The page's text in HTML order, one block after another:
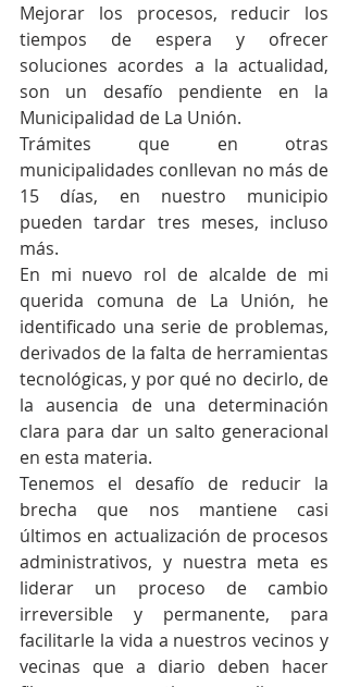
Mejorar los procesos, reducir los
tiempos de espera y ofrecer
soluciones acordes a la actualidad,
son un desafío pendiente en la
Municipalidad de La Unión.
Trámites que en otras
municipalidades conllevan no más de
15 días, en nuestro municipio
pueden tardar tres meses, incluso
más.
En mi nuevo rol de alcalde de mi
querida comuna de La Unión, he
identificado una serie de problemas,
derivados de la falta de herramientas
tecnológicas, y por qué no decirlo, de
la ausencia de una determinación
clara para dar un salto generacional
en esta materia.
Tenemos el desafío de reducir la
brecha que nos mantiene casi
últimos en actualización de procesos
administrativos, y nuestra meta es
liderar un proceso de cambio
irreversible y permanente, para
facilitarle la vida a nuestros vecinos y
vecinas que a diario deben hacer